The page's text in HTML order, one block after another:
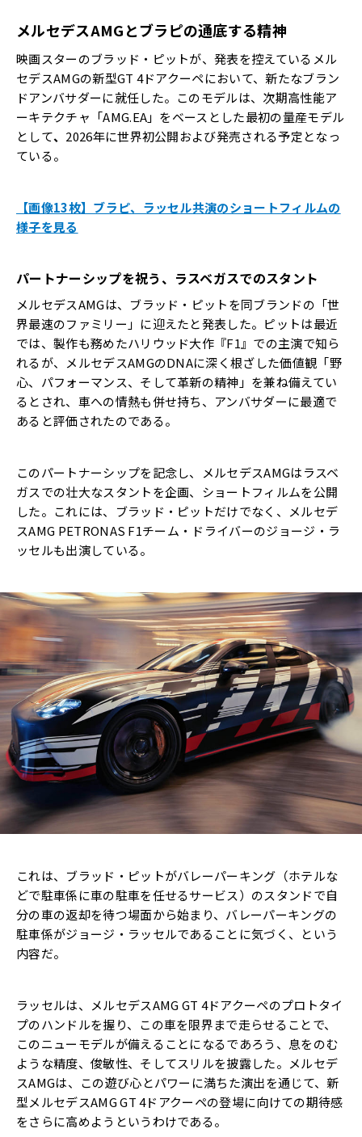
メルセデスAMGとブラピの通底する精神
映画スターのブラッド・ピットが、発表を控えているメル
セデスAMGの新型GT 4ドアクーペにおいて、新たなブラン
ドアンバサダーに就任した。このモデルは、次期高性能ア
ーキテクチャ「AMG.EA」をベースとした最初の量産モデル
として、 2026年に世界初公開および発売される予定となっ
ている。
【画像13枚】ブラピ、ラッセル共演のショートフィルムの
様子を見る
パートナーシップを祝う、 ラスベガスでのスタント
メルセデスAMGは、ブラッド・ピットを同ブランドの「世
界最速のファミリー」に迎えたと発表した。ピットは最近
では、製作も務めたハリウッド大作『F1』での主演で知ら
れるが、メルセデスAMGのDNAに深く根ざした価値観「野
心、パフォーマンス、そして革新の精神」を兼ね備えてい
るとされ、車への情熱も併せ持ち、アンバサダーに最適で
あると評価されたのである。
このパートナーシップを記念し、メルセデスAMGはラスベ
ガスでの壮大なスタントを企画、ショートフィルムを公開
した。これには、ブラッド・ピットだけでなく、メルセデ
スAMG PETRONAS F1チーム・ドライバーのジョージ・ラ
ッセルも出演している。
これは、ブラッド・ピットがバレーパーキング（ホテルな
どで駐車係に車の駐車を任せるサービス）のスタンドで自
分の車の返却を待つ場面から始まり、バレーパーキングの
駐車係がジョージ・ラッセルであることに気づく、という
内容だ。
ラッセルは、メルセデスAMG GT 4ドアクーペのプロトタイ
プのハンドルを握り、この車を限界まで走らせることで、
このニューモデルが備えることになるであろう、息をのむ
ような精度、俊敏性、そしてスリルを披露した。メルセデ
スAMGは、この遊び心とパワーに満ちた演出を通じて、新
型メルセデスAMG GT 4ドアクーペの登場に向けての期待感
をさらに高めようというわけである。